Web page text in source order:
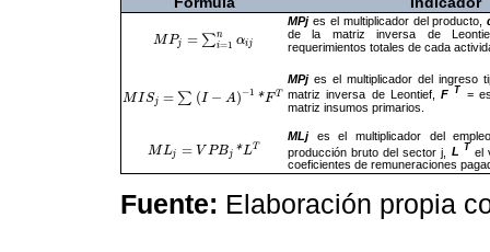
MPj = ∑n
i=1 αij
MPj=∑i=1n αij
MPjes el multiplicador del producto,
de la matriz inversa de
requerimientos totales de cada
MISj = ∑ (I − A)−1 *F T
MISj=∑ (I-A) -1 *F T
MPjes el multiplicador del ingreso
matriz inversa de Leontief,F T =
matriz insumos primarios.
MLj = V PBj *LT
MLj=V PB j*LT
MLjes el multiplicador del
producción bruto del sector j, L T el
coeficientes de remuneraciones
Fuente: Elaboración propia